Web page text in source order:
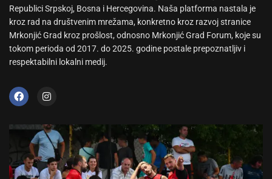
Republici Srpskoj, Bosna i Hercegovina. Naša platforma nastala je
kroz rad na društvenim mrežama, konkretno kroz razvoj stranice
Mrkonjić Grad kroz prošlost, odnosno Mrkonjić Grad Forum, koje su
tokom perioda od 2017. do 2025. godine postale prepoznatljiv i
respektabilni lokalni medij.